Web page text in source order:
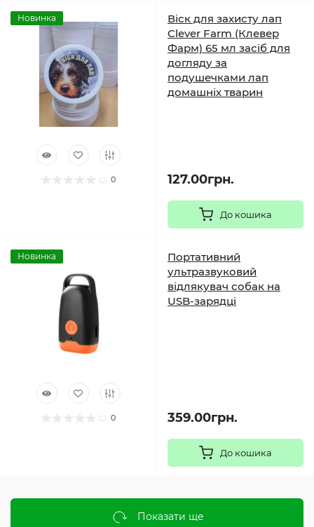
Новинка
0
Віск для захисту лап
Clever Farm (Клевер
Фарм) 65 мл засіб для
догляду за
подушечками лап
домашніх тварин
127.00грн.
До кошика
Новинка
0
Портативний
ультразвуковий
відлякувач собак на
USB-зарядці
359.00грн.
До кошика
Показати ще